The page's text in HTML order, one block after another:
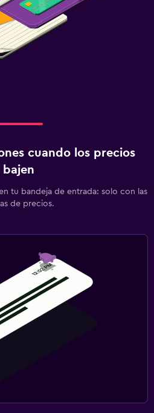
cuando los precios
bajen
tu bandeja de entrada: solo con las
de precios.